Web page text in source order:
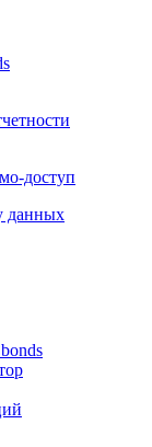
доступ
данных